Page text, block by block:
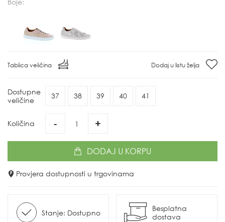
Tablica veličina Dodaj u listu želja
Dostupne
veličine
37 38 39 40 41
Količina - +
DODAJ U KORPU
Provjera dostupnosti u trgovinama
Stanje: Dostupno
Besplatna
dostava